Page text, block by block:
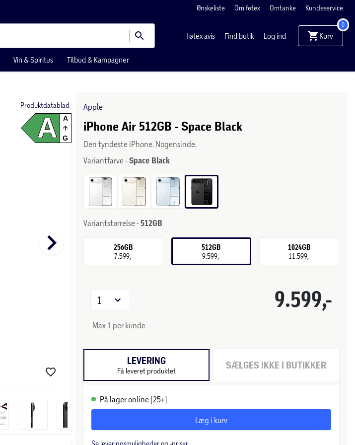
Ønskeliste Om føtex Omtanke Kundeservice
føtex avis Find butik Log ind Kurv
0
Vin & Spiritus Tilbud & Kampagner
Produktdatablad
A A
G
keyboard_arrow_right
Apple
iPhone Air 512GB - Space Black
Den tyndeste iPhone. Nogensinde.
Variantfarve -Space Black
Variantstørrelse - 512GB
256GB
7.599,-
512GB
9.599,-
1024GB
11.599,-
9.599,-
1
Max 1 per kunde
LEVERING
Få leveret produktet SÆLGES IKKE I BUTIKKER
På lager online (25+)
Læg i kurv
Se leveringsmuligheder og -priser